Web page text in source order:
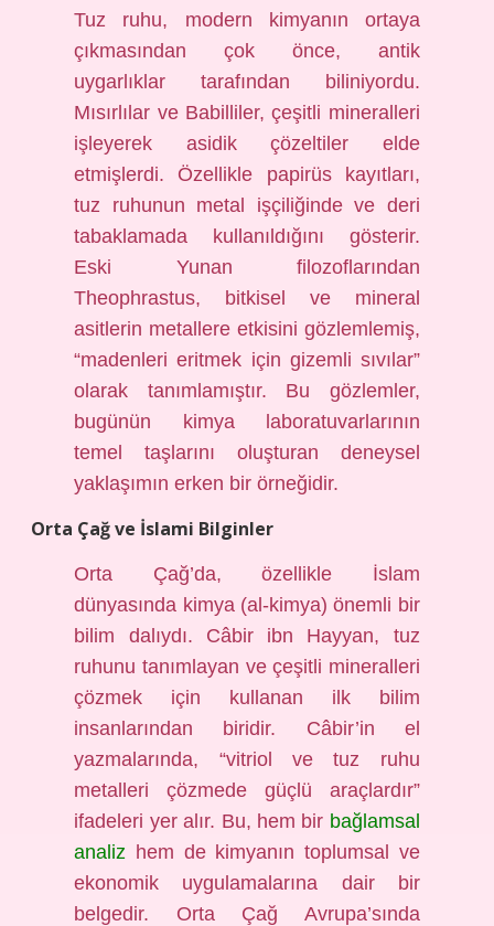
Tuz ruhu, modern kimyanın ortaya
çıkmasından çok önce, antik
uygarlıklar tarafından biliniyordu.
Mısırlılar ve Babilliler, çeşitli mineralleri
işleyerek asidik çözeltiler elde
etmişlerdi. Özellikle papirüs kayıtları,
tuz ruhunun metal işçiliğinde ve deri
tabaklamada kullanıldığını gösterir.
Eski Yunan filozoflarından
Theophrastus, bitkisel ve mineral
asitlerin metallere etkisini gözlemlemiş,
“madenleri eritmek için gizemli sıvılar”
olarak tanımlamıştır. Bu gözlemler,
bugünün kimya laboratuvarlarının
temel taşlarını oluşturan deneysel
yaklaşımın erken bir örneğidir.
Orta Çağ ve İslami Bilginler
Orta Çağ’da, özellikle İslam
dünyasında kimya (al-kimya) önemli bir
bilim dalıydı. Câbir ibn Hayyan, tuz
ruhunu tanımlayan ve çeşitli mineralleri
çözmek için kullanan ilk bilim
insanlarından biridir. Câbir’in el
yazmalarında, “vitriol ve tuz ruhu
metalleri çözmede güçlü araçlardır”
ifadeleri yer alır. Bu, hem bir bağlamsal
analiz hem de kimyanın toplumsal ve
ekonomik uygulamalarına dair bir
belgedir. Orta Çağ Avrupa’sında